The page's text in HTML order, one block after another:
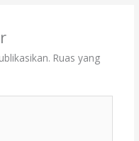
Ruas yang